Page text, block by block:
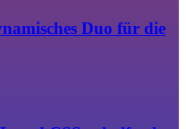
Duo für die